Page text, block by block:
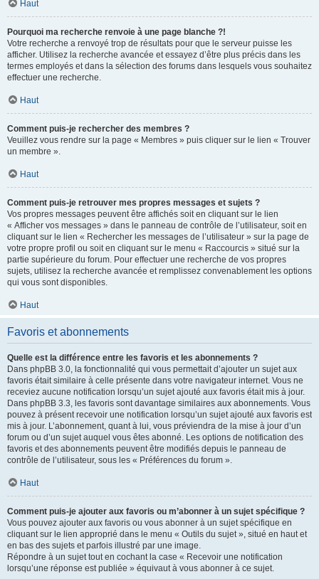
Haut
Pourquoi ma recherche renvoie à une page blanche ?!
Votre recherche a renvoyé trop de résultats pour que le serveur puisse les
afficher. Utilisez la recherche avancée et essayez d’être plus précis dans les
termes employés et dans la sélection des forums dans lesquels vous souhaitez
effectuer une recherche.
Haut
Comment puis-je rechercher des membres ?
Veuillez vous rendre sur la page « Membres » puis cliquer sur le lien « Trouver
un membre ».
Haut
Comment puis-je retrouver mes propres messages et sujets ?
Vos propres messages peuvent être affichés soit en cliquant sur le lien
« Afficher vos messages » dans le panneau de contrôle de l’utilisateur, soit en
cliquant sur le lien « Rechercher les messages de l’utilisateur » sur la page de
votre propre profil ou soit en cliquant sur le menu « Raccourcis » situé sur la
partie supérieure du forum. Pour effectuer une recherche de vos propres
sujets, utilisez la recherche avancée et remplissez convenablement les options
qui vous sont disponibles.
Haut
Favoris et abonnements
Quelle est la différence entre les favoris et les abonnements ?
Dans phpBB 3.0, la fonctionnalité qui vous permettait d’ajouter un sujet aux
favoris était similaire à celle présente dans votre navigateur internet. Vous ne
receviez aucune notification lorsqu’un sujet ajouté aux favoris était mis à jour.
Dans phpBB 3.3, les favoris sont davantage similaires aux abonnements. Vous
pouvez à présent recevoir une notification lorsqu’un sujet ajouté aux favoris est
mis à jour. L’abonnement, quant à lui, vous préviendra de la mise à jour d’un
forum ou d’un sujet auquel vous êtes abonné. Les options de notification des
favoris et des abonnements peuvent être modifiés depuis le panneau de
contrôle de l’utilisateur, sous les « Préférences du forum ».
Haut
Comment puis-je ajouter aux favoris ou m’abonner à un sujet spécifique ?
Vous pouvez ajouter aux favoris ou vous abonner à un sujet spécifique en
cliquant sur le lien approprié dans le menu « Outils du sujet », situé en haut et
en bas des sujets et parfois illustré par une image.
Répondre à un sujet tout en cochant la case « Recevoir une notification
lorsqu’une réponse est publiée » équivaut à vous abonner à ce sujet.